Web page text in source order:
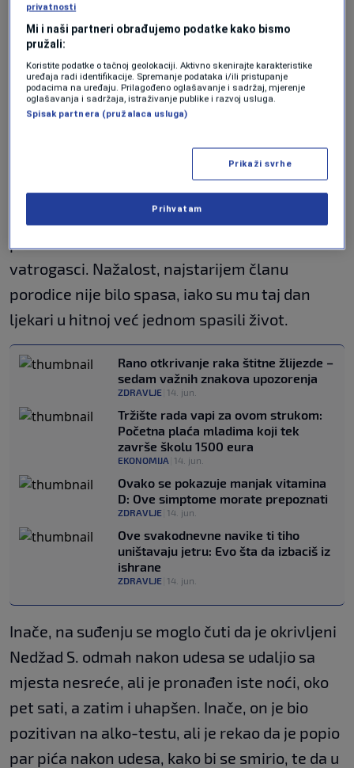
snimci nadzorne kamere koja se nalazila u
blizini.
Na snimku se jasno vidi da je vozač iz BiH
jednostavno proletio kroz crveno, i na
u kojem su pored stradalog, bili njegov sin,
Automobili su bili potpuno uništeni, a članove
vatrogasci. Nažalost, najstarijem članu
porodice nije bilo spasa, iako su mu taj dan
ljekari u hitnoj već jednom spasili život.
Rano otkrivanje raka štitne žlijezde –
sedam važnih znakova upozorenja
ZDRAVLJE 14. jun.
Tržište rada vapi za ovom strukom:
Početna plaća mladima koji tek
završe školu 1500 eura
EKONOMIJA 14. jun.
Ovako se pokazuje manjak vitamina
D: Ove simptome morate prepoznati
ZDRAVLJE 14. jun.
Ove svakodnevne navike ti tiho
uništavaju jetru: Evo šta da izbaciš iz
ishrane
ZDRAVLJE 14. jun.
Inače, na suđenju se moglo čuti da je okrivljeni
Nedžad S. odmah nakon udesa se udaljio sa
mjesta nesreće, ali je pronađen iste noći, oko
pet sati, a zatim i uhapšen. Inače, on je bio
pozitivan na alko-testu, ali je rekao da je popio
par pića nakon udesa, kako bi se smirio, te da u
privatnosti
Mi i naši partneri obrađujemo podatke kako bismo
pružali:
Koristite podatke o tačnoj geolokaciji. Aktivno skenirajte karakteristike
uređaja radi identifikacije. Spremanje podataka i/ili pristupanje
podacima na uređaju. Prilagođeno oglašavanje i sadržaj, mjerenje
oglašavanja i sadržaja, istraživanje publike i razvoj usluga.
Spisak partnera (pružalaca usluga)
Prikaži svrhe
Prihvatam